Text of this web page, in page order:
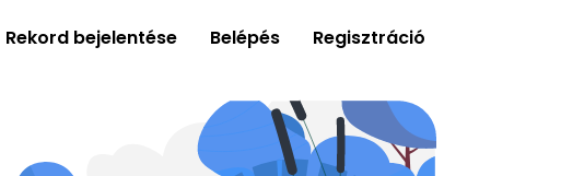
Rekord bejelentése Belépés Regisztráció